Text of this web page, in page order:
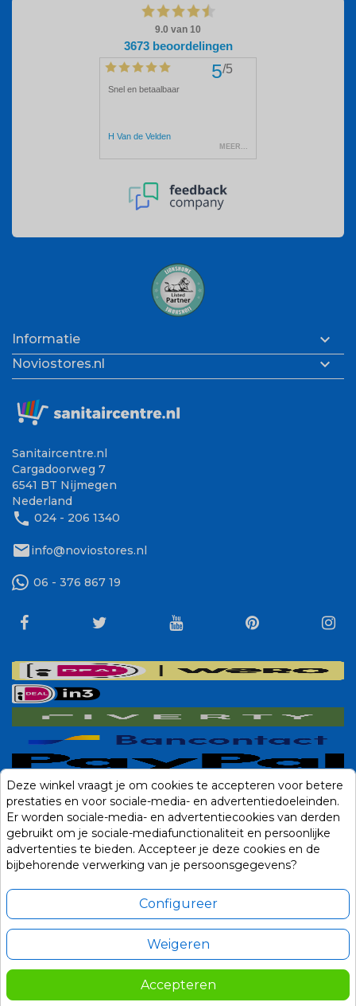
Informatie 
Noviostores.nl 
Sanitaircentre.nl
Cargadoorweg 7
6541 BT Nijmegen
Nederland
phone 024 - 206 1340
mailinfo@noviostores.nl
06 - 376 867 19
Deze winkel vraagt je om cookies te accepteren voor betere
prestaties en voor sociale-media- en advertentiedoeleinden.
Er worden sociale-media- en advertentiecookies van derden
gebruikt om je sociale-mediafunctionaliteit en persoonlijke
advertenties te bieden. Accepteer je deze cookies en de
bijbehorende verwerking van je persoonsgegevens?
Configureer
Weigeren
Accepteren